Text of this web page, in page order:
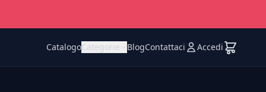
CatalogoCategorie BlogContattaci Accedi